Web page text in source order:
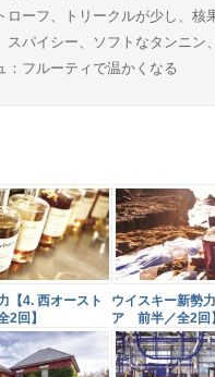
ローフ、トリークルが少し、核
スパイシー、ソフトなタンニン
：フルーティで温かくなる
【4. 西オースト
回】
ウイスキー新勢
ア 前半／全2回】